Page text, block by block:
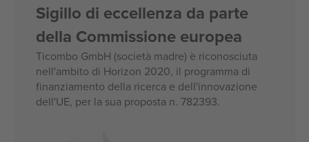
Sigillo di eccellenza da parte
della Commissione europea
Ticombo GmbH (società madre) è riconosciuta
nell'ambito di Horizon 2020, il programma di
finanziamento della ricerca e dell'innovazione
dell'UE, per la sua proposta n. 782393.